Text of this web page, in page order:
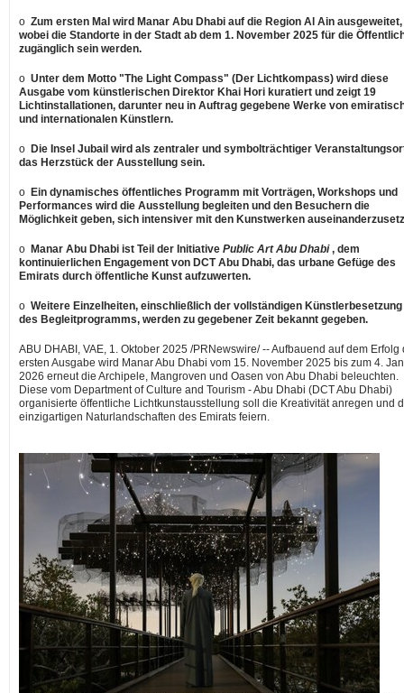
o Zum ersten Mal wird Manar Abu Dhabi auf die Region Al Ain ausgeweitet,
wobei die Standorte in der Stadt ab dem 1. November 2025 für die
zugänglich sein werden.
o Unter dem Motto "The Light Compass" (Der Lichtkompass) wird diese
Ausgabe vom künstlerischen Direktor Khai Hori kuratiert und zeigt 19
Lichtinstallationen, darunter neu in Auftrag gegebene Werke von
und internationalen Künstlern.
o Die Insel Jubail wird als zentraler und symbolträchtiger
das Herzstück der Ausstellung sein.
o Ein dynamisches öffentliches Programm mit Vorträgen, Workshops und
Performances wird die Ausstellung begleiten und den Besuchern die
Möglichkeit geben, sich intensiver mit den Kunstwerken
o Manar Abu Dhabi ist Teil der Initiative Public Art Abu Dhabi, dem
kontinuierlichen Engagement von DCT Abu Dhabi, das urbane Gefüge des
Emirats durch öffentliche Kunst aufzuwerten.
o Weitere Einzelheiten, einschließlich der vollständigen Künstlerbesetzung
des Begleitprogramms, werden zu gegebener Zeit bekannt gegeben.
ABU DHABI , VAE, 1. Oktober 2025 /PRNewswire/ -- Aufbauend auf dem Erfolg
ersten Ausgabe wird Manar Abu Dhabi vom 15. November 2025 bis zum 4.
2026 erneut die Archipele, Mangroven und Oasen von Abu Dhabi beleuchten.
Diese vom Department of Culture and Tourism -Abu Dhabi (DCT Abu Dhabi)
organisierte öffentliche Lichtkunstausstellung soll die Kreativität anregen und
einzigartigen Naturlandschaften des Emirats feiern.